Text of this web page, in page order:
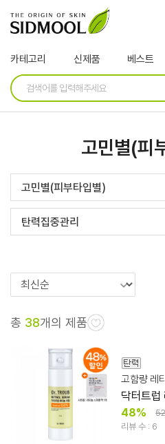
카테고리 신제품 베스트
고민별(피
고민별(피부타입별)
탄력집중관리
총 38개의 제품
고함량 레
닥터트
48%
리뷰 수 : 6